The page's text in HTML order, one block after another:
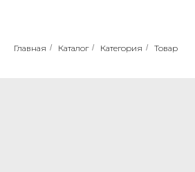
Главная / Каталог / Категория / Товар